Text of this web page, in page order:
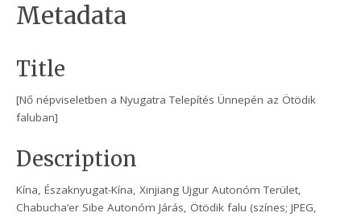
Metadata
Title
[Nő népviseletben a Nyugatra Telepítés Ünnepén az Ötödik
faluban]
Description
Kína, Északnyugat-Kína, Xinjiang Ujgur Autonóm Terület,
Chabucha’er Sibe Autonóm Járás, Ötödik falu (színes; JPEG,